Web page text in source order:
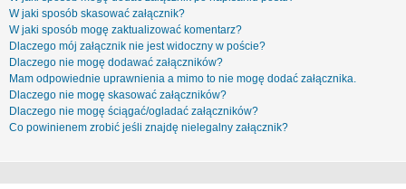
W jaki sposób skasować załącznik?
W jaki sposób mogę zaktualizować komentarz?
Dlaczego mój załącznik nie jest widoczny w poście?
Dlaczego nie mogę dodawać załączników?
Mam odpowiednie uprawnienia a mimo to nie mogę dodać załącznika.
Dlaczego nie mogę skasować załączników?
Dlaczego nie mogę ściągać/ogladać załączników?
Co powinienem zrobić jeśli znajdę nielegalny załącznik?